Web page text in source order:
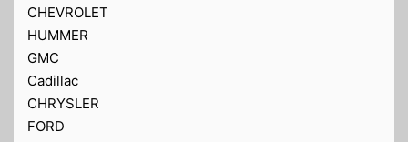
CHEVROLET
HUMMER
GMC
Cadillac
CHRYSLER
FORD